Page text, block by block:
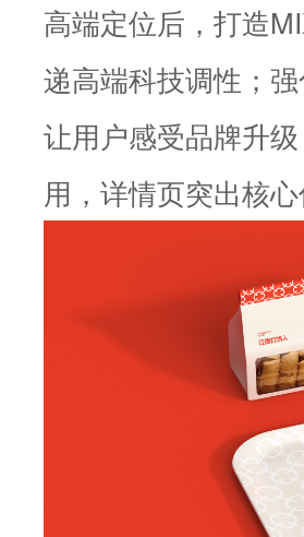
高端定位后，打造
递高端科技调性；
让用户感受品牌升
用，详情页突出核心